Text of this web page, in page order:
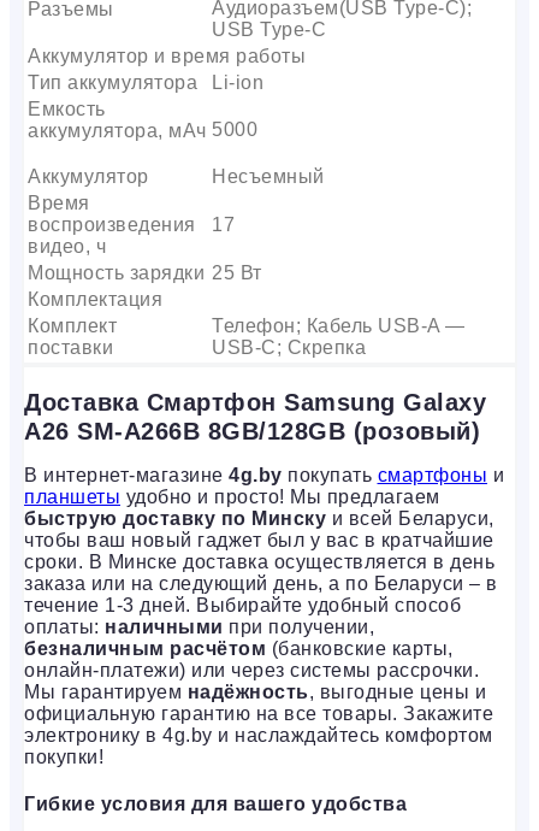
Разъемы
Аудиоразъем(USB Type-C);
USB Type-C
Аккумулятор и время работы
Тип аккумулятора
Li-ion
Емкость
аккумулятора, мАч 5000
Аккумулятор
Несъемный
Время
воспроизведения
видео, ч
17
Мощность зарядки 25 Вт
Комплектация
Комплект
поставки
Телефон; Кабель USB-A —
USB-C; Скрепка
Доставка Смартфон Samsung Galaxy
A26 SM-A266B 8GB/128GB (розовый)
В интернет-магазине 4g.by покупать смартфоны и
планшеты удобно и просто! Мы предлагаем
быструю доставку по Минску и всей Беларуси,
чтобы ваш новый гаджет был у вас в кратчайшие
сроки. В Минске доставка осуществляется в день
заказа или на следующий день, а по Беларуси – в
течение 1-3 дней. Выбирайте удобный способ
оплаты: наличными при получении,
безналичным расчётом (банковские карты,
онлайн-платежи) или через системы рассрочки.
Мы гарантируем надёжность, выгодные цены и
официальную гарантию на все товары. Закажите
электронику в 4g.by и наслаждайтесь комфортом
покупки!
Гибкие условия для вашего удобства